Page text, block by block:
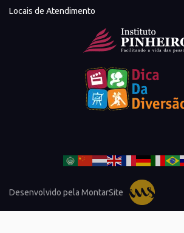
Locais de Atendimento
Desenvolvido pela MontarSite